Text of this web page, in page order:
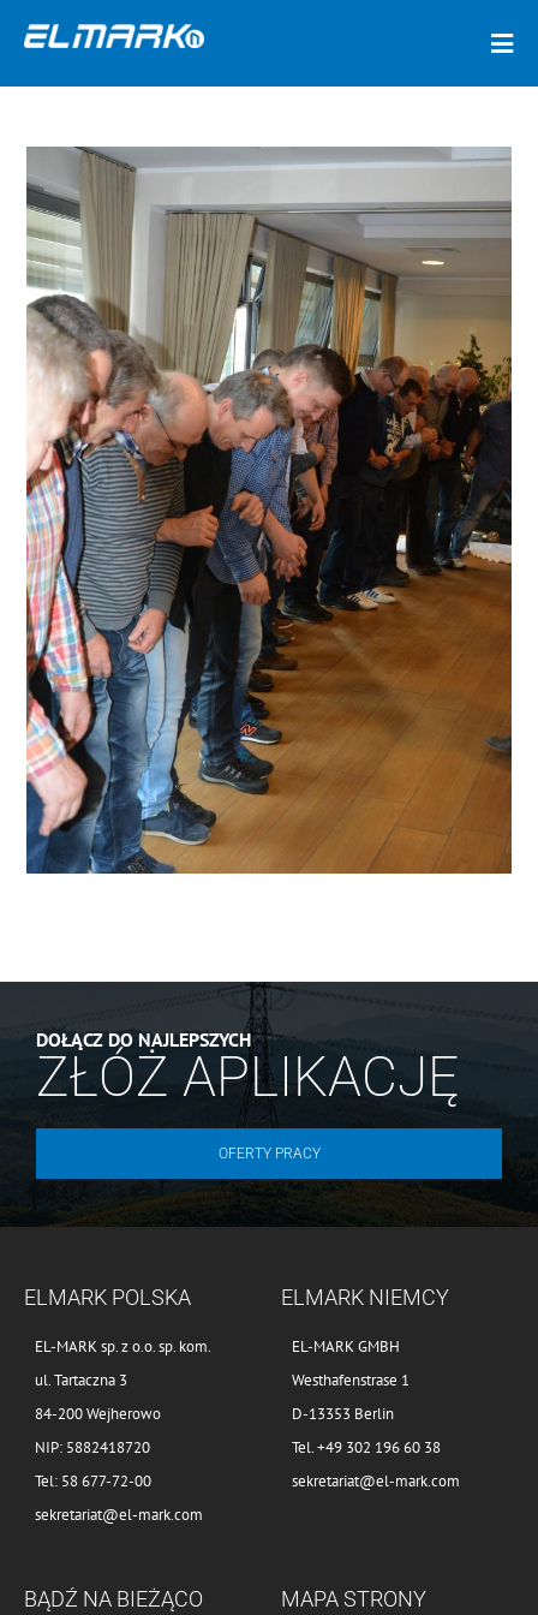
DOŁĄCZ DO NAJLEPSZYCH
ZŁÓŻ APLIKACJĘ
OFERTY PRACY
ELMARK POLSKA
EL-MARK sp. z o.o. sp. kom.
ul. Tartaczna 3
84-200 Wejherowo
NIP: 5882418720
Tel: 58 677-72-00
sekretariat@el-mark.com
ELMARK NIEMCY
EL-MARK GMBH
Westhafenstrase 1
D-13353 Berlin
Tel. +49 302 196 60 38
sekretariat@el-mark.com
BĄDŹ NA BIEŻĄCO MAPA STRONY